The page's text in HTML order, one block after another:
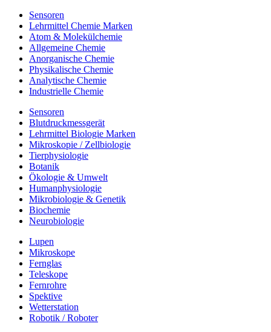
Sensoren
Lehrmittel Chemie Marken
Atom & Molekülchemie
Allgemeine Chemie
Anorganische Chemie
Physikalische Chemie
Analytische Chemie
Industrielle Chemie
Sensoren
Blutdruckmessgerät
Lehrmittel Biologie Marken
Mikroskopie / Zellbiologie
Tierphysiologie
Botanik
Ökologie & Umwelt
Humanphysiologie
Mikrobiologie & Genetik
Biochemie
Neurobiologie
Lupen
Mikroskope
Fernglas
Teleskope
Fernrohre
Spektive
Wetterstation
Robotik / Roboter